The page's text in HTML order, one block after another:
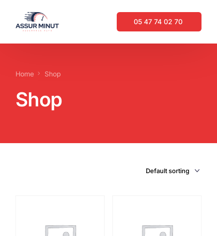
05 47 74 02 70 ‬
Home Shop
Shop